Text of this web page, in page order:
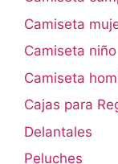
Camiseta
Camiseta niño
Camiseta
Cajas para
Delantales
Peluches